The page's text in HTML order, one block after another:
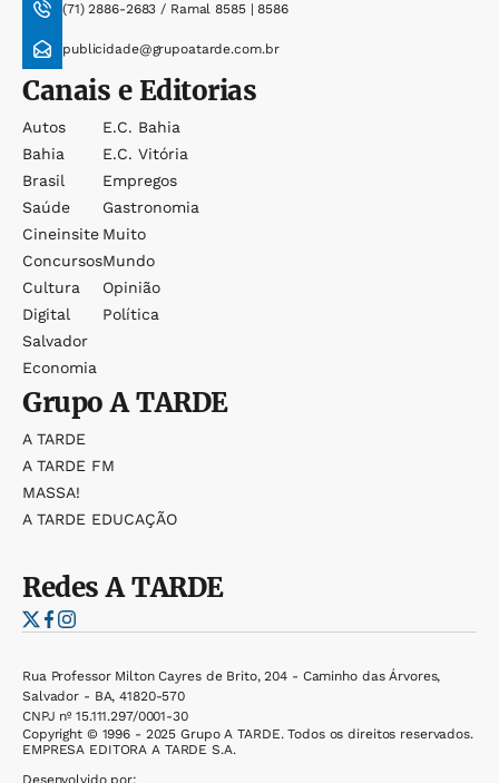
(71) 2886-2683 / Ramal 8585 | 8586
publicidade@grupoatarde.com.br
Canais e Editorias
Autos
Bahia
Brasil
Saúde
Cineinsite
Concursos
Cultura
Digital
Salvador
Economia
E.c. Bahia
E.c. Vitória
Empregos
Gastronomia
Muito
Mundo
Opinião
Política
GrupoA TARDE
A TARDE
A TARDE FM
MASSA!
A TARDE EDUCAÇÃO
RedesA TARDE
Rua Professor Milton Cayres de Brito, 204 - Caminho das Árvores,
Salvador - BA, 41820-570
CNPJ nº 15.111.297/0001-30
Copyright © 1996 - 2025 Grupo A TARDE. Todos os direitos reservados.
EMPRESA EDITORA A TARDE S.A.
Desenvolvido por: